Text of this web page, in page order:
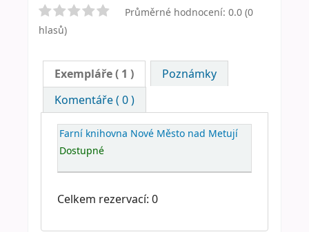
Průměrné hodnocení: 0.0 (0
hlasů)
Exempláře( 1 )
Poznámky
Komentáře ( 0 )
Farní knihovna Nové Město nad Metují
Dostupné
Celkem rezervací: 0